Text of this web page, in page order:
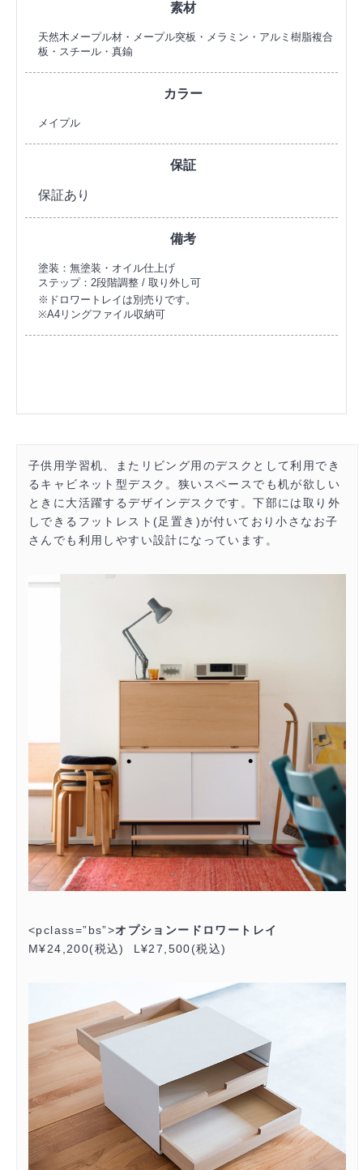
素材
天然木メープル材・メープル突板・メラミン・アルミ樹脂複合
板・スチール・真鍮
カラー
メイプル
保証
保証あり
備考
塗装：無塗装・オイル仕上げ
ステップ：2段階調整 / 取り外し可
※ドロワートレイは別売りです。
※A4リングファイル収納可
子供用学習机、またリビング用のデスクとして利用でき
るキャビネット型デスク。狭いスペースでも机が欲しい
ときに大活躍するデザインデスクです。下部には取り外
しできるフットレスト(足置き)が付いており小さなお子
さんでも利用しやすい設計になっています。
<pclass=”bs”>オプションードロワートレイ
M¥24,200(税込) L¥27,500(税込)